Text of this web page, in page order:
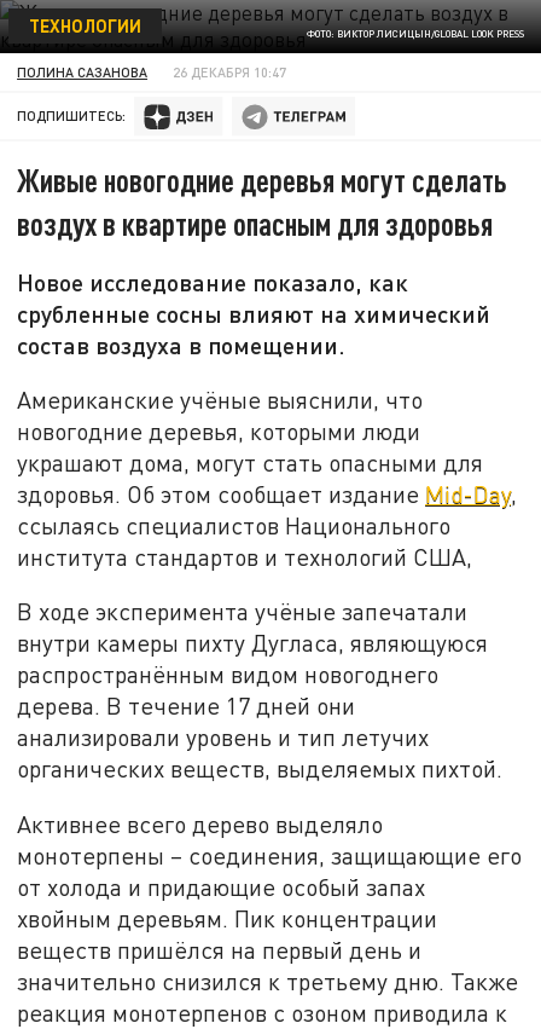
ФОТО: ВИКТОР ЛИСИЦЫН/GLOBAL LOOK PRESS
ТЕХНОЛОГИИ
ПОЛИНА САЗАНОВА 26 ДЕКАБРЯ 10:47
ПОДПИШИТЕСЬ:
Живые новогодние деревья могут сделать
воздух в квартире опасным для здоровья
Новое исследование показало, как
срубленные сосны влияют на химический
состав воздуха в помещении.
Американские учёные выяснили, что
новогодние деревья, которыми люди
украшают дома, могут стать опасными для
здоровья. Об этом сообщает издание Mid-Day,
ссылаясь специалистов Национального
института стандартов и технологий США,
В ходе эксперимента учёные запечатали
внутри камеры пихту Дугласа, являющуюся
распространённым видом новогоднего
дерева. В течение 17 дней они
анализировали уровень и тип летучих
органических веществ, выделяемых пихтой.
Активнее всего дерево выделяло
монотерпены – соединения, защищающие его
от холода и придающие особый запах
хвойным деревьям. Пик концентрации
веществ пришёлся на первый день и
значительно снизился к третьему дню. Также
реакция монотерпенов с озоном приводила к